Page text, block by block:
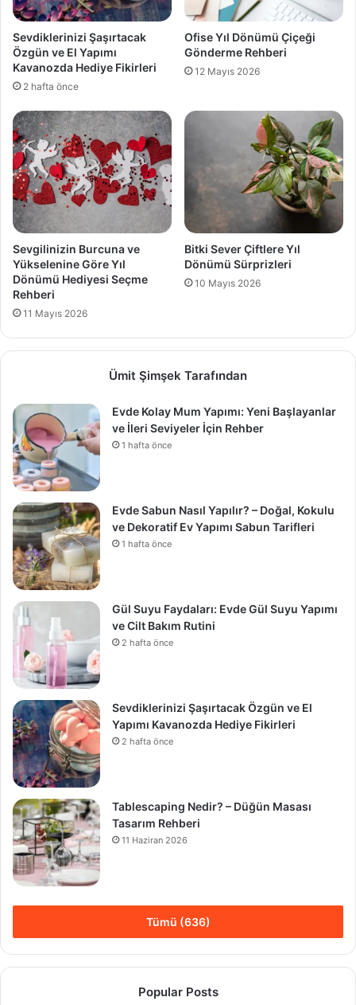
Sevdiklerinizi Şaşırtacak
Özgün ve El Yapımı
Kavanozda Hediye Fikirleri
2 hafta önce
Ofise Yıl Dönümü Çiçeği
Gönderme Rehberi
12 Mayıs 2026
Sevgilinizin Burcuna ve
Yükselenine Göre Yıl
Dönümü Hediyesi Seçme
Rehberi
11 Mayıs 2026
Bitki Sever Çiftlere Yıl
Dönümü Sürprizleri
10 Mayıs 2026
Ümit Şimşek Tarafından
Evde Kolay Mum Yapımı: Yeni Başlayanlar
ve İleri Seviyeler İçin Rehber
1 hafta önce
Evde Sabun Nasıl Yapılır? – Doğal, Kokulu
ve Dekoratif Ev Yapımı Sabun Tarifleri
1 hafta önce
Gül Suyu Faydaları: Evde Gül Suyu Yapımı
ve Cilt Bakım Rutini
2 hafta önce
Sevdiklerinizi Şaşırtacak Özgün ve El
Yapımı Kavanozda Hediye Fikirleri
2 hafta önce
Tablescaping Nedir? – Düğün Masası
Tasarım Rehberi
11 Haziran 2026
Tümü (636)
Popular Posts